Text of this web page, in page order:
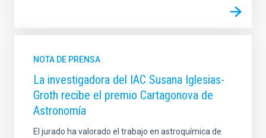
NOTA DE PRENSA
La investigadora del IAC Susana Iglesias-
Groth recibe el premio Cartagonova de
Astronomía
El jurado ha valorado el trabajo en astroquímica de